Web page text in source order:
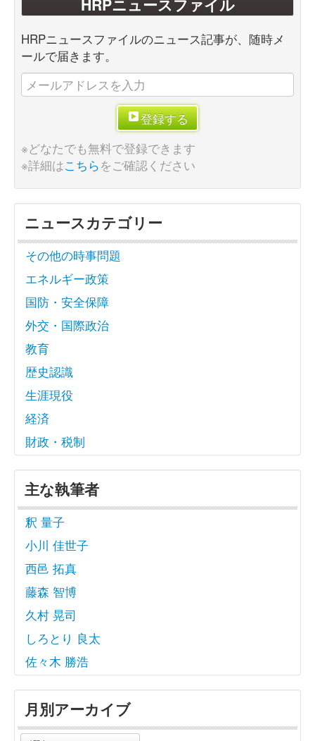
HRPニュースファイル
HRPニュースファイルのニュース記事が、随時メ
ールで届きます。
登録する
※どなたでも無料で登録できます
※詳細はこちらをご確認ください
ニュースカテゴリー
その他の時事問題
エネルギー政策
国防・安全保障
外交・国際政治
教育
歴史認識
生涯現役
経済
財政・税制
主な執筆者
釈 量子
小川 佳世子
西邑 拓真
藤森 智博
久村 晃司
しろとり 良太
佐々木 勝浩
月別アーカイブ